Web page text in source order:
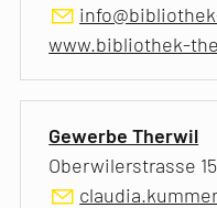
www.bibliothek-
Gewerbe Therwil
Oberwilerstrasse